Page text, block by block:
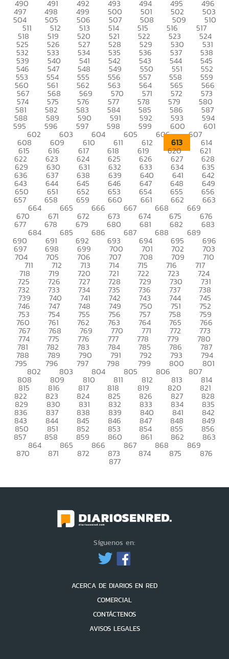
490 491 492 493 494 495 496
497 498 499 500 501 502 503
504 505 506 507 508 509 510
511 512 513 514 515 516 517
518 519 520 521 522 523 524
525 526 527 528 529 530 531
532 533 534 535 536 537 538
539 540 541 542 543 544 545
546 547 548 549 550 551 552
553 554 555 556 557 558 559
560 561 562 563 564 565 566
567 568 569 570 571 572 573
574 575 576 577 578 579 580
581 582 583 584 585 586 587
588 589 590 591 592 593 594
595 596 597 598 599 600 601
602 603 604 605 606 607
608 609 610 611 612 613 614
615 616 617 618 619 620 621
622 623 624 625 626 627 628
629 630 631 632 633 634 635
636 637 638 639 640 641 642
643 644 645 646 647 648 649
650 651 652 653 654 655 656
657 658 659 660 661 662 663
664 665 666 667 668 669
670 671 672 673 674 675 676
677 678 679 680 681 682 683
684 685 686 687 688 689
690 691 692 693 694 695 696
697 698 699 700 701 702 703
704 705 706 707 708 709 710
711 712 713 714 715 716 717
718 719 720 721 722 723 724
725 726 727 728 729 730 731
732 733 734 735 736 737 738
739 740 741 742 743 744 745
746 747 748 749 750 751 752
753 754 755 756 757 758 759
760 761 762 763 764 765 766
767 768 769 770 771 772 773
774 775 776 777 778 779 780
781 782 783 784 785 786 787
788 789 790 791 792 793 794
795 796 797 798 799 800 801
802 803 804 805 806 807
808 809 810 811 812 813 814
815 816 817 818 819 820 821
822 823 824 825 826 827 828
829 830 831 832 833 834 835
836 837 838 839 840 841 842
843 844 845 846 847 848 849
850 851 852 853 854 855 856
857 858 859 860 861 862 863
864 865 866 867 868 869
870 871 872 873 874 875 876
877
Síguenos en:
ACERCA DE DIARIOS EN RED
COMERCIAL
CONTÁCTENOS
AVISOS LEGALES